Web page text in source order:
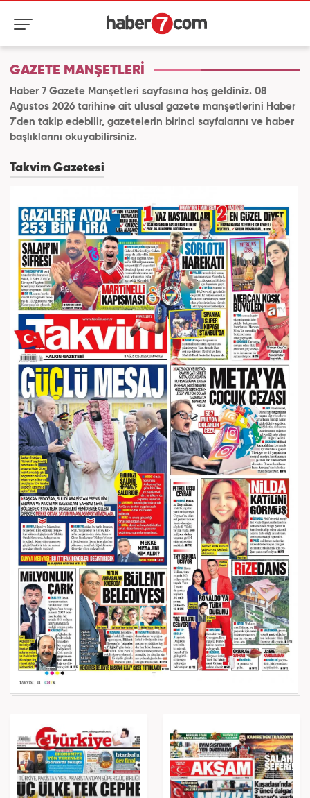
GAZETE MANŞETLERİ
Haber 7 Gazete Manşetleri sayfasına hoş geldiniz. 08
Ağustos 2026 tarihine ait ulusal gazete manşetlerini Haber
7'den takip edebilir, gazetelerin birinci sayfalarını ve haber
başlıklarını okuyabilirsiniz.
Takvim Gazetesi